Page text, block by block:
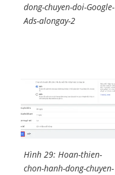
dong-chuyen-doi-Google-
Ads-alongay-2
Hình 29: Hoan-thien-
chon-hanh-dong-chuyen-